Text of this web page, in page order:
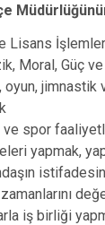
Lisans
Moral, Güç
oyun,
ve spor
yapmak,
iş birliği